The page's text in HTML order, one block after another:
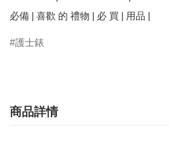
必備 | 喜歡 的 禮物 | 必 買 | 用品 |
護士錶
商品詳情